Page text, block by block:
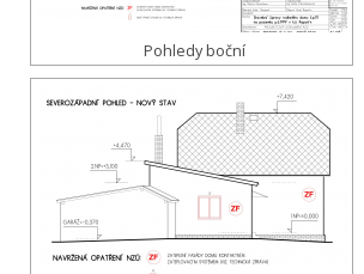
Pohledy boční